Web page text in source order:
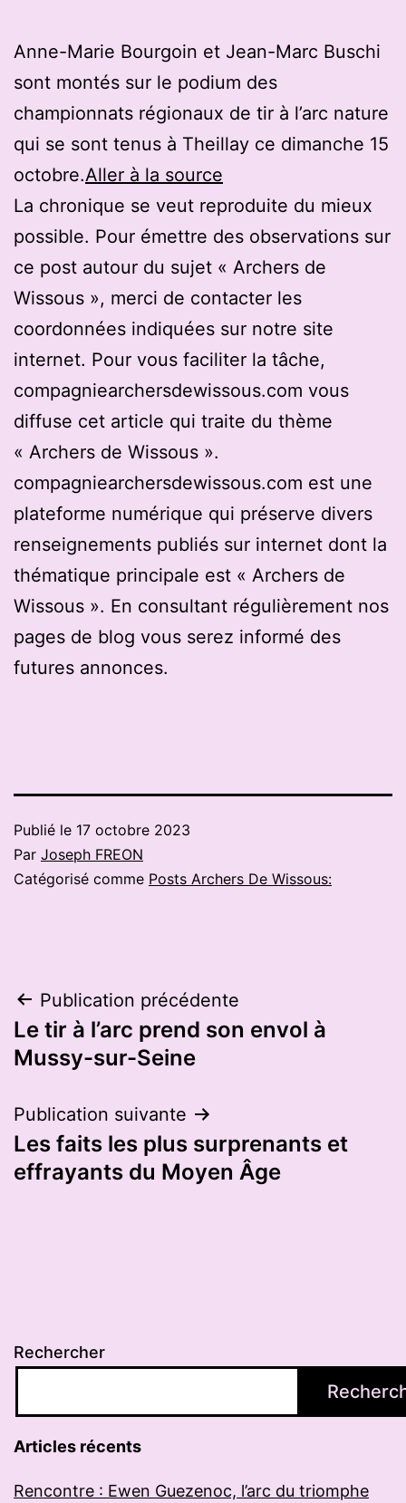
Anne-Marie Bourgoin et Jean-Marc Buschi
sont montés sur le podium des
championnats régionaux de tir à l’arc nature
qui se sont tenus à Theillay ce dimanche 15
octobre.Aller à la source
La chronique se veut reproduite du mieux
possible. Pour émettre des observations sur
ce post autour du sujet « Archers de
Wissous », merci de contacter les
coordonnées indiquées sur notre site
internet. Pour vous faciliter la tâche,
compagniearchersdewissous.com vous
diffuse cet article qui traite du thème
« Archers de Wissous ».
compagniearchersdewissous.com est une
plateforme numérique qui préserve divers
renseignements publiés sur internet dont la
thématique principale est « Archers de
Wissous ». En consultant régulièrement nos
pages de blog vous serez informé des
futures annonces.
Publié le 17 octobre 2023
Par Joseph FREON
Catégorisé comme Posts Archers De Wissous:
Navigation
de
Publication précédente
Le tir à l’arc prend son envol à
Mussy-sur-Seine
Publication suivante
Les faits les plus surprenants et
effrayants du Moyen Âge
Rechercher
Articles récents
Rencontre : Ewen Guezenoc, l’arc du triomphe